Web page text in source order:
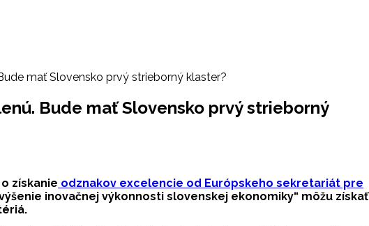
mať Slovensko prvý strieborný klaster?
Bude mať Slovensko prvý strieborný
získanie odznakov excelencie od Európskeho sekretariát pre
inovačnej výkonnosti slovenskej ekonomiky“ môžu získať